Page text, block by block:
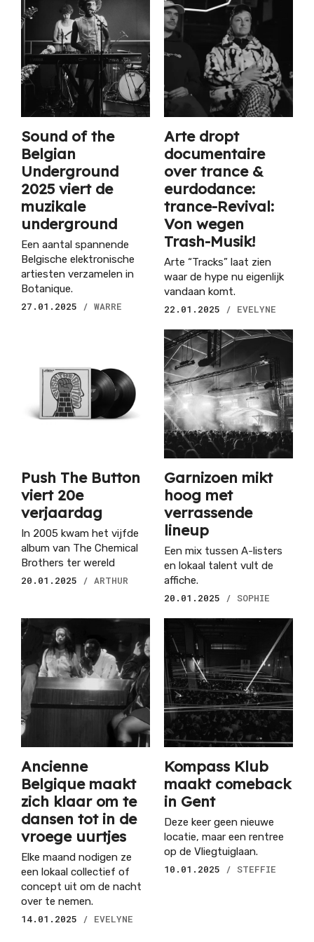
Sound of the
Belgian
Underground
2025 viert de
muzikale
underground
Een aantal spannende
Belgische elektronische
artiesten verzamelen in
Botanique.
27.01.2025
/ WARRE
Arte dropt
documentaire
over trance &
eurdodance:
trance-Revival:
Von wegen
Trash-Musik!
Arte “Tracks” laat zien
waar de hype nu eigenlijk
vandaan komt.
22.01.2025
/ EVELYNE
Push The Button
viert 20e
verjaardag
In 2005 kwam het vijfde
album van The Chemical
Brothers ter wereld
20.01.2025
/ ARTHUR
Garnizoen mikt
hoog met
verrassende
lineup
Een mix tussen A-listers
en lokaal talent vult de
affiche.
20.01.2025
/ SOPHIE
Ancienne
Belgique maakt
zich klaar om te
dansen tot in de
vroege uurtjes
Elke maand nodigen ze
een lokaal collectief of
concept uit om de nacht
over te nemen.
14.01.2025
/ EVELYNE
Kompass Klub
maakt comeback
in Gent
Deze keer geen nieuwe
locatie, maar een rentree
op de Vliegtuiglaan.
10.01.2025
/ STEFFIE